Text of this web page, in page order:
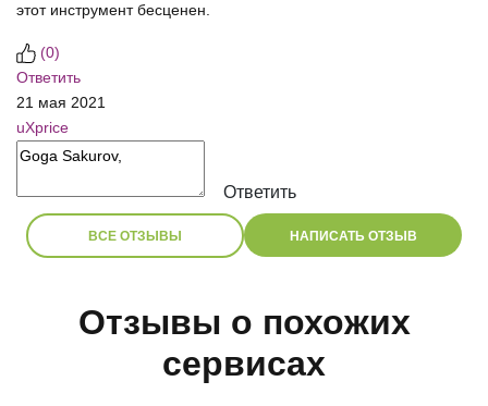
этот инструмент бесценен.
(0)
Ответить
21 мая 2021
uXprice
Ответить
ВСЕ ОТЗЫВЫ НАПИСАТЬ ОТЗЫВ
Отзывы о похожих
сервисах